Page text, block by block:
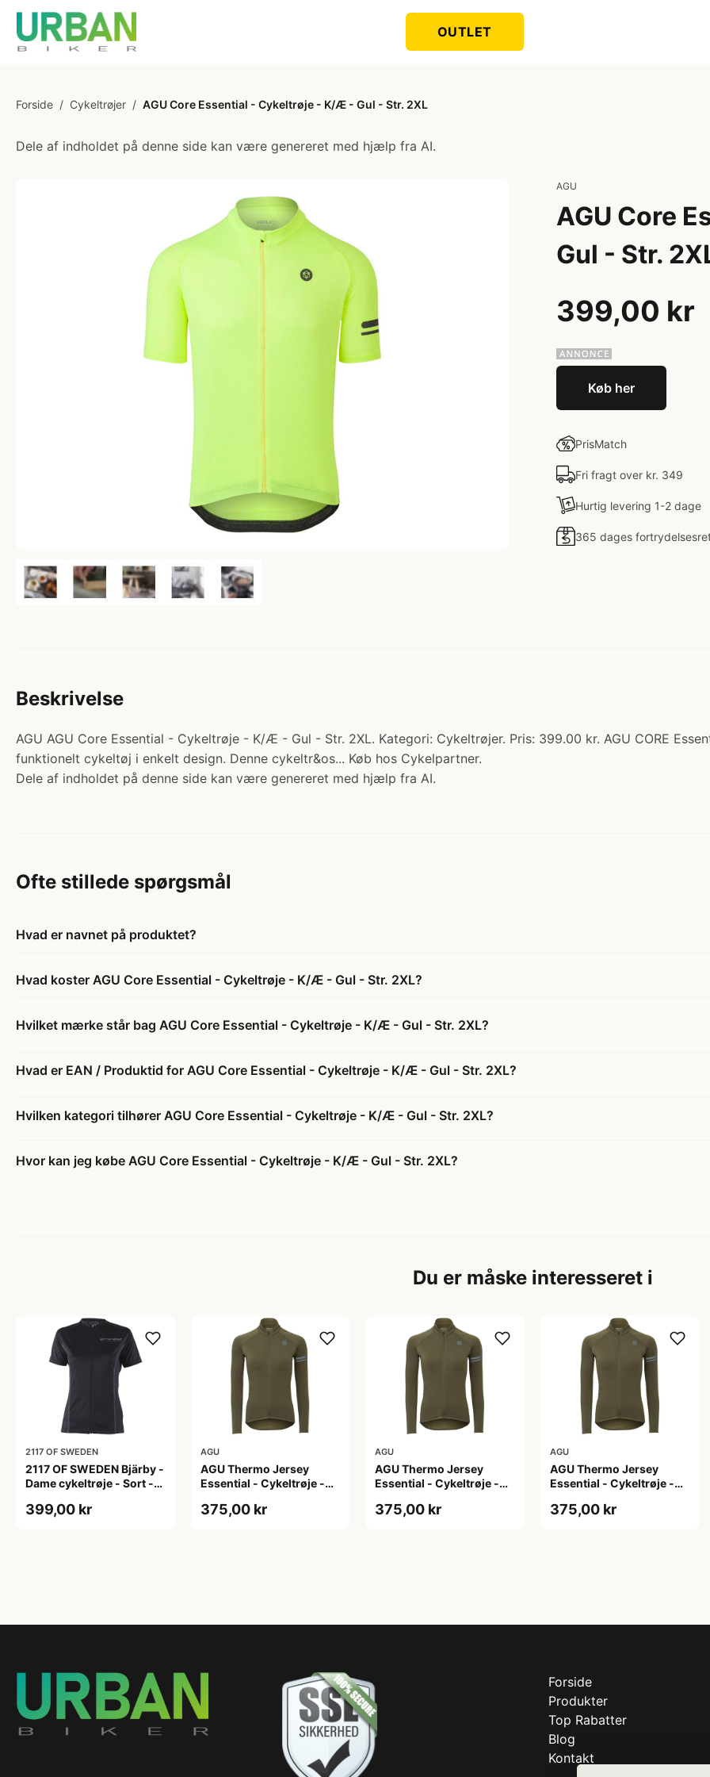
OUTLET
Forside / Cykeltrøjer / AGU Core Essential - Cykeltrøje - K/Æ - Gul - Str. 2XL
Dele af indholdet på denne side kan være genereret med hjælp fra AI.
AGU
AGU Core
Gul - Str.
399,00 kr
Køb her
PrisMatch
Fri fragt over kr. 349
Hurtig levering 1-2 dage
365 dages
Beskrivelse
AGU AGU Core Essential - Cykeltrøje - K/Æ - Gul - Str. 2XL. Kategori: Cykeltrøjer. Pris: 399.00 kr. AGU CORE
funktionelt cykeltøj i enkelt design. Denne cykeltr&os... Køb hos Cykelpartner.
Dele af indholdet på denne side kan være genereret med hjælp fra AI.
Ofte stillede spørgsmål
Hvad er navnet på produktet?
Hvad koster AGU Core Essential - Cykeltrøje - K/Æ - Gul - Str. 2XL?
Hvilket mærke står bag AGU Core Essential - Cykeltrøje - K/Æ - Gul - Str. 2XL?
Hvad er EAN / Produktid for AGU Core Essential - Cykeltrøje - K/Æ - Gul - Str. 2XL?
Hvilken kategori tilhører AGU Core Essential - Cykeltrøje - K/Æ - Gul - Str. 2XL?
Hvor kan jeg købe AGU Core Essential - Cykeltrøje - K/Æ - Gul - Str. 2XL?
Du er måske interesseret i
2117 OF SWEDEN
2117 OF SWEDEN Bjärby -
Dame cykeltrøje - Sort -
399,00 kr
AGU
AGU Thermo Jersey
Essential - Cykeltrøje -
375,00 kr
AGU
AGU Thermo Jersey
Essential - Cykeltrøje -
M
375,00 kr
AGU
AGU Thermo Jersey
Essential - Cykeltrøje -
375,00 kr
Forside
Produkter
Top Rabatter
Blog
Kontakt